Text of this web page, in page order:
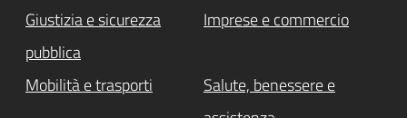
Giustizia e sicurezza
pubblica
Imprese e commercio
Mobilità e trasporti
Salute, benessere e